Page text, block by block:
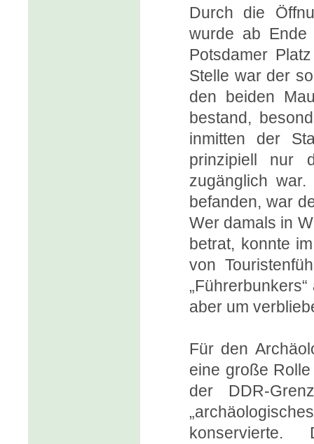
Durch die
wurde ab Ende
Potsdamer
Stelle war der
den beiden
bestand,
inmitten der
prinzipiell nur
zugänglich
befanden, war
Wer damals in
betrat, konnte
von
aber um
Für den
eine große
der DDR-